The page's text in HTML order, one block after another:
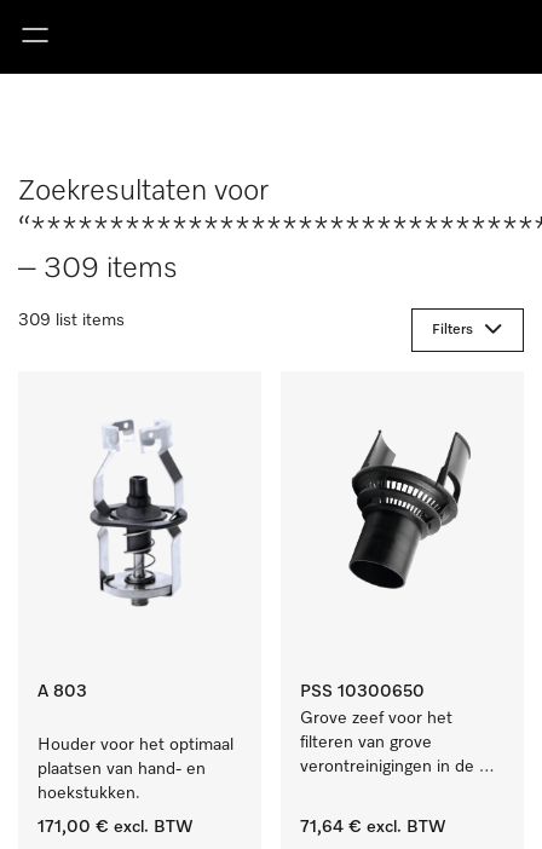
Zoekresultaten voor
– 309 items
309 list items
Filters
A 803
Houder voor het optimaal
plaatsen van hand- en
hoekstukken.
171,00 € excl. BTW
PSS 10300650
Grove zeef voor het
filteren van grove
verontreinigingen in de
71,64 € excl. BTW